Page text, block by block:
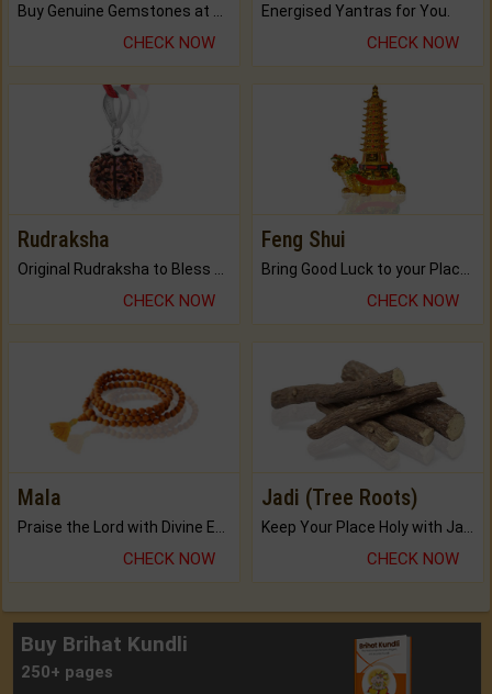
CHECK NOW
Energised Yantras for You.
CHECK NOW
Rudraksha
CHECK NOW
Feng Shui
CHECK NOW
Mala
CHECK NOW
Jadi (Tree Roots)
CHECK NOW
Buy Brihat Kundli
250+ pages